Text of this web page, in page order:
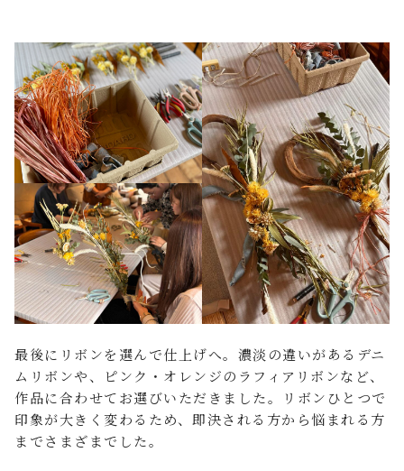
最後にリボンを選んで仕上げへ。濃淡の違いがあるデニ
ムリボンや、ピンク・オレンジのラフィアリボンなど、
作品に合わせてお選びいただきました。リボンひとつで
印象が大きく変わるため、即決される方から悩まれる方
までさまざまでした。